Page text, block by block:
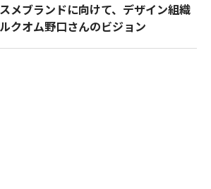
メブランドに向けて、デザイン組織
クオム野口さんのビジョン